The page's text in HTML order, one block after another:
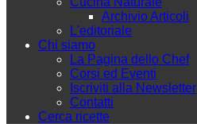
Archivio Articoli
L'editoriale
Chi siamo
La Pagina dello Chef
Corsi ed Eventi
Iscriviti alla Newsletter
Contatti
Cerca ricette